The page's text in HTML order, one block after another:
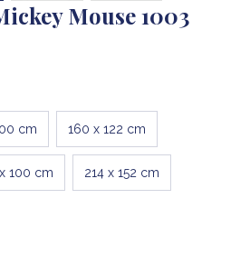
Mouse 1003
cm 160 x 122 cm
100 cm 214 x 152 cm